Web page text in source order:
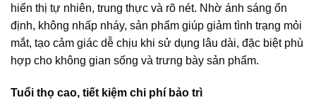
hiển thị tự nhiên, trung thực và rõ nét. Nhờ ánh sáng ổn
định, không nhấp nháy, sản phẩm giúp giảm tình trạng mỏi
mắt, tạo cảm giác dễ chịu khi sử dụng lâu dài, đặc biệt phù
hợp cho không gian sống và trưng bày sản phẩm.
Tuổi thọ cao, tiết kiệm chi phí bảo trì